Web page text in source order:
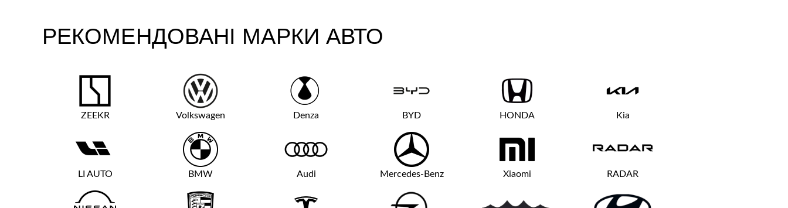
РЕКОМЕНДОВАНІ МАРКИ АВТО
ZEEKR Volkswagen Denza BYD HONDA Kia
LI AUTO BMW Audi Mercedes-Benz Xiaomi RADAR